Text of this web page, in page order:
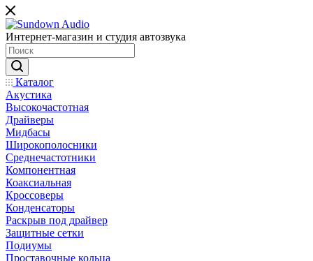
Интернет-магазин и студия автозвука
Каталог
Акустика
Высокочастотная
Драйверы
Мидбасы
Широкополосники
Среднечастотники
Компонентная
Коаксиальная
Кроссоверы
Конденсаторы
Раскрыв под драйвер
Защитные сетки
Подиумы
Проставочные кольца